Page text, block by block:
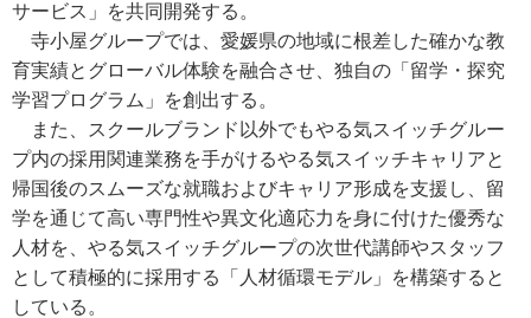
サービス」を共同開発する。
寺小屋グループでは、愛媛県の地域に根差した確かな教
育実績とグローバル体験を融合させ、独自の「留学・探究
学習プログラム」を創出する。
また、スクールブランド以外でもやる気スイッチグルー
プ内の採用関連業務を手がけるやる気スイッチキャリアと
帰国後のスムーズな就職およびキャリア形成を支援し、留
学を通じて高い専門性や異文化適応力を身に付けた優秀な
人材を、やる気スイッチグループの次世代講師やスタッフ
として積極的に採用する「人材循環モデル」を構築すると
している。